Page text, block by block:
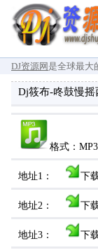
DJ资源网 是全球最大
Dj筱布-咚鼓慢摇
格式：
地址1： 下
地址2： 下
地址3： 下